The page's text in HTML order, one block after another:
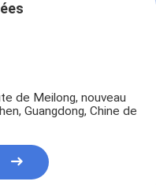
de Meilong, nouveau
Guangdong, Chine de